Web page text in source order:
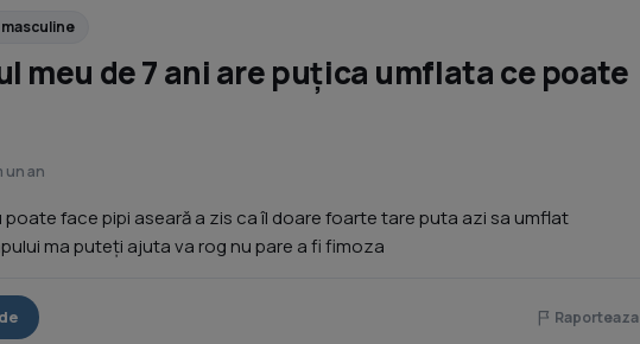
meu de 7 ani are puțica umflata ce poate
un an
poate face pipi aseară a zis ca îl doare foarte tare puta azi sa umflat
ma puteți ajuta va rog nu pare a fi fimoza
Raporteaza